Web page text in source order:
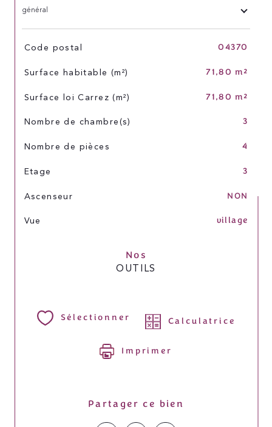
général
TRAD_SIROCCO_Caracteristique
Code postal 04370
Surface habitable (m²) 71,80 m²
Surface loi Carrez (m²) 71,80 m²
Nombre de chambre(s) 3
Nombre de pièces 4
Etage 3
Ascenseur NON
Vue village
Nos
OUTILS
Sélectionner Calculatrice
Imprimer
Partager ce bien